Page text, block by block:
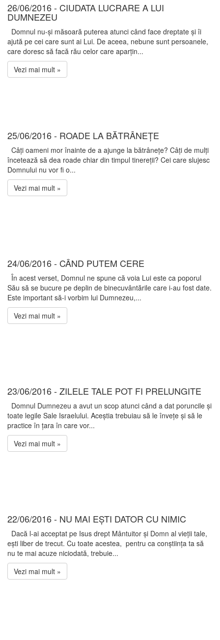
26/06/2016 - CIUDATA LUCRARE A LUI
DUMNEZEU
Domnul nu-și măsoară puterea atunci când face dreptate și îi
ajută pe cei care sunt ai Lui. De aceea, nebune sunt persoanele,
care doresc să facă rău celor care aparțin...
Vezi mai mult »
25/06/2016 - ROADE LA BĂTRÂNEȚE
Câți oameni mor înainte de a ajunge la bătrânețe? Câți de mulți
încetează să dea roade chiar din timpul tinereții? Cei care slujesc
Domnului nu vor fi o...
Vezi mai mult »
24/06/2016 - CÂND PUTEM CERE
În acest verset, Domnul ne spune că voia Lui este ca poporul
Său să se bucure pe deplin de binecuvântările care i-au fost date.
Este important să-i vorbim lui Dumnezeu,...
Vezi mai mult »
23/06/2016 - ZILELE TALE POT FI PRELUNGITE
Domnul Dumnezeu a avut un scop atunci când a dat poruncile și
toate legile Sale Israelului. Aceștia trebuiau să le învețe și să le
practice în țara în care vor...
Vezi mai mult »
22/06/2016 - NU MAI EȘTI DATOR CU NIMIC
Dacă l-ai acceptat pe Isus drept Mântuitor și Domn al vieții tale,
ești liber de trecut. Cu toate acestea, pentru ca conștiința ta să
nu te mai acuze niciodată, trebuie...
Vezi mai mult »